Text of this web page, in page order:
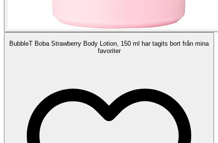
BubbleT Boba Strawberry Body Lotion, 150 ml har tagits bort från mina
favoriter